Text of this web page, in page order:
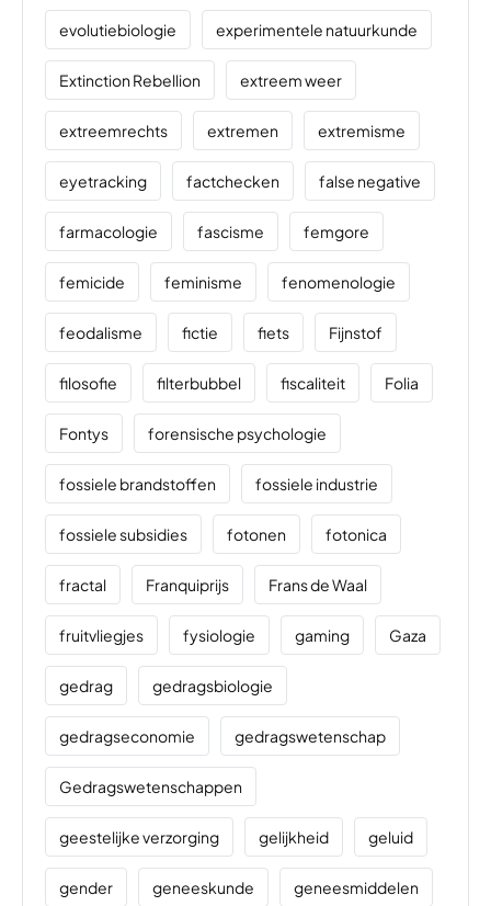
evolutiebiologie experimentele natuurkunde
Extinction Rebellion extreem weer
extreemrechts extremen extremisme
eyetracking factchecken false negative
farmacologie fascisme femgore
femicide feminisme fenomenologie
feodalisme fictie fiets Fijnstof
filosofie filterbubbel fiscaliteit Folia
Fontys forensische psychologie
fossiele brandstoffen fossiele industrie
fossiele subsidies fotonen fotonica
fractal Franquiprijs Frans de Waal
fruitvliegjes fysiologie gaming Gaza
gedrag gedragsbiologie
gedragseconomie gedragswetenschap
Gedragswetenschappen
geestelijke verzorging gelijkheid geluid
gender geneeskunde geneesmiddelen